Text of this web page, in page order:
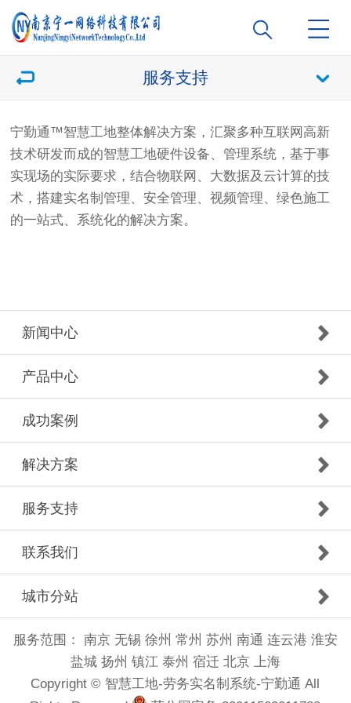
服务支持
宁勤通™️智慧工地整体解决方案，汇聚多种互联网高新
技术研发而成的智慧工地硬件设备、管理系统，基于事
实现场的实际要求，结合物联网、大数据及云计算的技
术，搭建实名制管理、安全管理、视频管理、绿色施工
的一站式、系统化的解决方案。
新闻中心
产品中心
成功案例
解决方案
服务支持
联系我们
城市分站
服务范围： 南京 无锡 徐州 常州 苏州 南通 连云港 淮安
盐城 扬州 镇江 泰州 宿迁 北京 上海
Copyright © 智慧工地-劳务实名制系统-宁勤通 All